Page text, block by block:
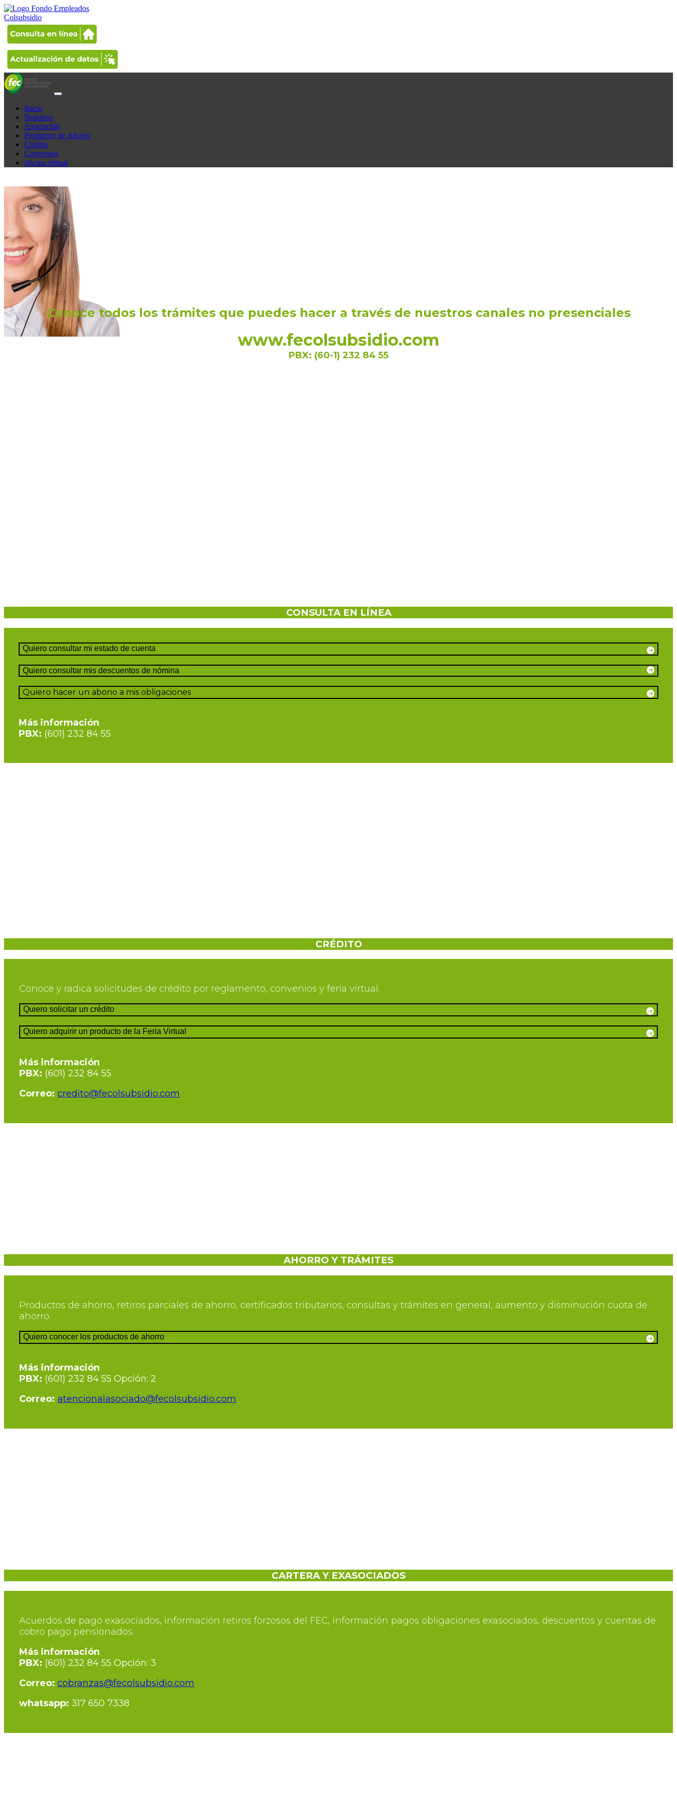
Inicio
Nosotros
Asociación
Productos de Ahorro
Crédito
Convenios
oficina virtual
Conoce todos los trámites que puedes hacer a través de nuestros canales no presenciales
www.fecolsubsidio.com
PBX: (60-1) 232 84 55
CONSULTA EN LÍNEA
Quiero consultar mi estado de cuenta
Quiero consultar mis descuentos de nómina
Quiero hacer un abono a mis obligaciones
Más información
PBX: (601) 232 84 55
CRÉDITO
Conoce y radica solicitudes de crédito por reglamento, convenios y feria virtual.
Quiero solicitar un crédito
Quiero adquirir un producto de la Feria Virtual
Más información
PBX: (601) 232 84 55
Correo: credito@fecolsubsidio.com
AHORRO Y TRÁMITES
Productos de ahorro, retiros parciales de ahorro, certificados tributarios, consultas y trámites en general, aumento y disminución cuota de
ahorro.
Quiero conocer los productos de ahorro
Más información
PBX: (601) 232 84 55 Opción: 2
Correo: atencionalasociado@fecolsubsidio.com
CARTERA Y EXASOCIADOS
Acuerdos de pago exasociados, información retiros forzosos del FEC, información pagos obligaciones exasociados, descuentos y cuentas de
cobro pago pensionados.
Más información
PBX: (601) 232 84 55 Opción: 3
Correo: cobranzas@fecolsubsidio.com
whatsapp: 317 650 7338